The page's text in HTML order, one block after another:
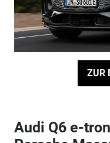
ZUR
Audi Q6 e-